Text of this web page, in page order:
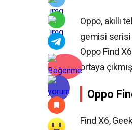
Oppo, akıllı
gemisi serisi
Oppo Find
ortaya
Oppo
Find X6,